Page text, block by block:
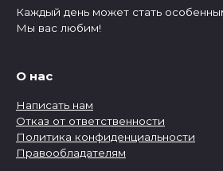
Каждый день может стать
Мы вас любим!
О нас
Написать нам
Отказ от ответственности
Политика конфиденциальности
Правообладателям